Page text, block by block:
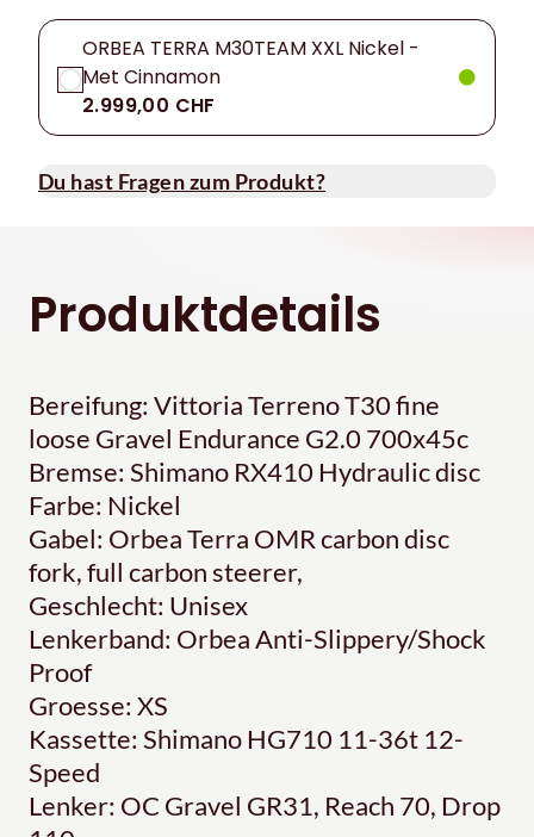
ORBEA TERRA M30TEAM XXL Nickel -
Met Cinnamon
2.999,00 CHF
Du hast Fragen zum Produkt?
Produktdetails
Bereifung: Vittoria Terreno T30 fine
loose Gravel Endurance G2.0 700x45c
Bremse: Shimano RX410 Hydraulic disc
Farbe: Nickel
Gabel: Orbea Terra OMR carbon disc
fork, full carbon steerer,
Geschlecht: Unisex
Lenkerband: Orbea Anti-Slippery/Shock
Proof
Groesse: XS
Kassette: Shimano HG710 11-36t 12-
Speed
Lenker: OC Gravel GR31, Reach 70, Drop